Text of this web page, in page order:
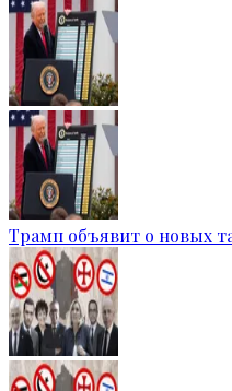
Трамп объявит о новых